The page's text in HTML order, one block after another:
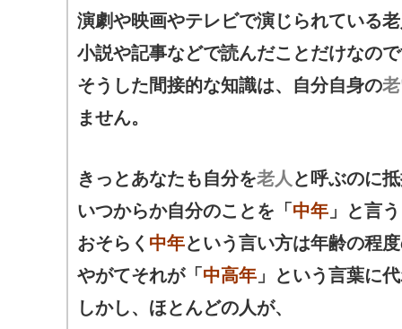
演劇や映画やテレビで演じられている
小説や記事などで読んだことだけなの
そうした間接的な知識は、自分自身の
ません。
きっとあなたも自分を老人 と呼ぶのに
いつからか自分のことを「 中年 」と言
おそらく 中年という言い方は年齢の程
やがてそれが「 中高年 」という言葉に
しかし、ほとんどの人が、